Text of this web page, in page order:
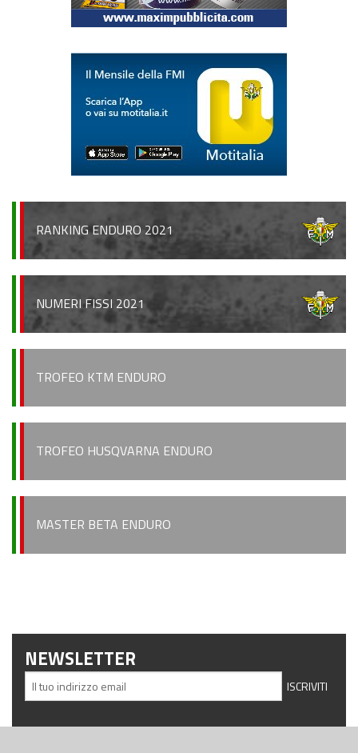
RANKING ENDURO 2021
NUMERI FISSI 2021
TROFEO KTM ENDURO
TROFEO HUSQVARNA ENDURO
MASTER BETA ENDURO
NEWSLETTER